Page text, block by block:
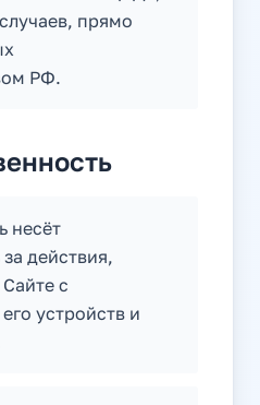
прямо
РФ.
несёт
действия,
с
устройств и